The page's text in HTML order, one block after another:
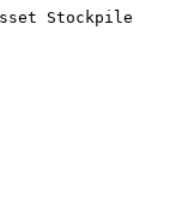
Stockpile